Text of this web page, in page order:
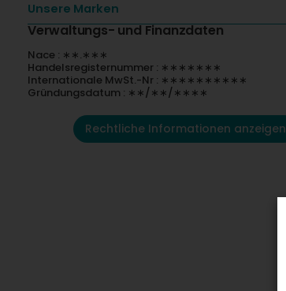
Unsere Marken
Verwaltungs- und Finanzdaten
Nace : ∗∗.∗∗∗
Handelsregisternummer : ∗∗∗∗∗∗∗
Internationale MwSt.-Nr : ∗∗∗∗∗∗∗∗∗∗
Gründungsdatum : ∗∗/∗∗/∗∗∗∗
Rechtliche Informationen anzeigen